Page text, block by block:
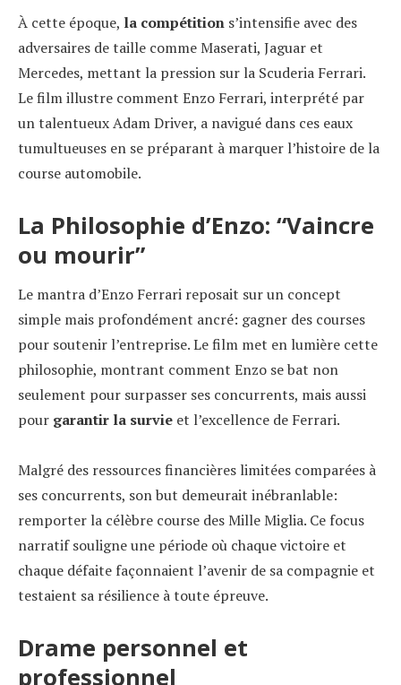
À cette époque, la compétition s’intensifie avec des
adversaires de taille comme Maserati, Jaguar et
Mercedes, mettant la pression sur la Scuderia Ferrari.
Le film illustre comment Enzo Ferrari, interprété par
un talentueux Adam Driver, a navigué dans ces eaux
tumultueuses en se préparant à marquer l’histoire de la
course automobile.
La Philosophie d’Enzo: “Vaincre
ou mourir”
Le mantra d’Enzo Ferrari reposait sur un concept
simple mais profondément ancré: gagner des courses
pour soutenir l’entreprise. Le film met en lumière cette
philosophie, montrant comment Enzo se bat non
seulement pour surpasser ses concurrents, mais aussi
pour garantir la survie et l’excellence de Ferrari.
Malgré des ressources financières limitées comparées à
ses concurrents, son but demeurait inébranlable:
remporter la célèbre course des Mille Miglia. Ce focus
narratif souligne une période où chaque victoire et
chaque défaite façonnaient l’avenir de sa compagnie et
testaient sa résilience à toute épreuve.
Drame personnel et
professionnel